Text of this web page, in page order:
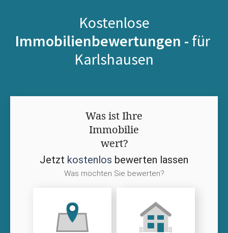
Kostenlose
Immobilienbewertungen - für
Karlshausen
Was ist Ihre
Immobilie
wert?
Jetzt kostenlos bewerten lassen
Was möchten Sie bewerten?